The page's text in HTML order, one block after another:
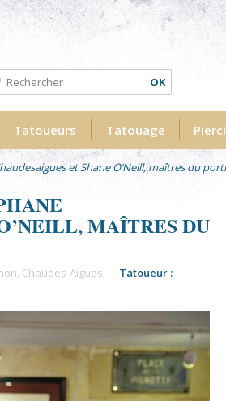
de recherche Recherche
Tatoueurs Tatouage
et Shane O’Neill, maîtres du
MAÎTRES DU
, Chaudes-Aigues
Tatoueur :